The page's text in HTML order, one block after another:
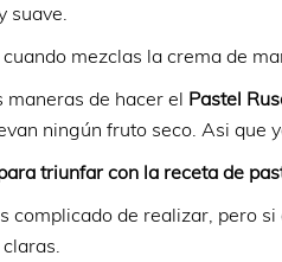
suave.
cuando mezclas la crema de
maneras de hacer el Pastel
ningún fruto seco. Asi que
triunfar con la receta de
complicado de realizar, pero